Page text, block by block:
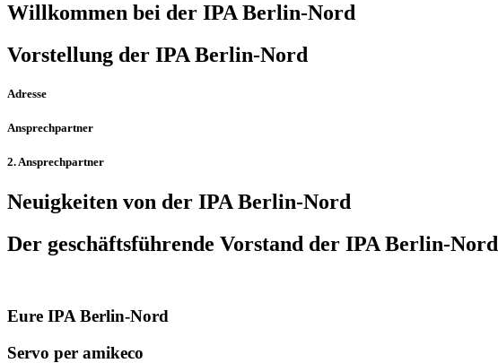
Willkommen bei der IPA Berlin-Nord
Vorstellung der IPA Berlin-Nord
Adresse
Ansprechpartner
2. Ansprechpartner
Neuigkeiten von der IPA Berlin-Nord
Der geschäfts­führende Vorstand der IPA Berlin-Nord
Eure IPA Berlin-Nord
Servo per amikeco